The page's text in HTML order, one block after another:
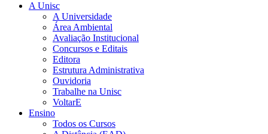
A Unisc
A Universidade
Área Ambiental
Avaliação Institucional
Concursos e Editais
Editora
Estrutura Administrativa
Ouvidoria
Trabalhe na Unisc
VoltarE
Ensino
Todos os Cursos